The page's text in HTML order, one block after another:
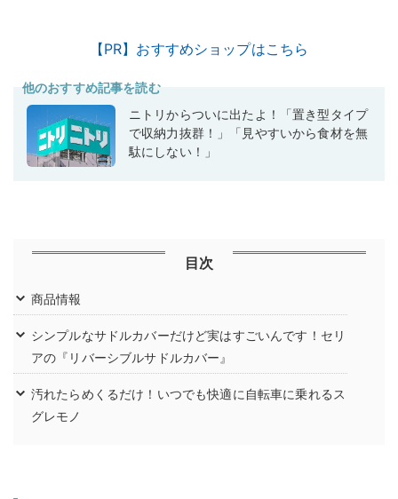
【PR】おすすめショップはこちら
他のおすすめ記事を読む
ニトリからついに出たよ！「置き型タイプ
で収納力抜群！」「見やすいから食材を無
駄にしない！」
目次
商品情報
シンプルなサドルカバーだけど実はすごいんです！セリ
アの『リバーシブルサドルカバー』
汚れたらめくるだけ！いつでも快適に自転車に乗れるス
グレモノ